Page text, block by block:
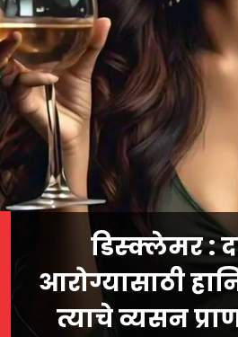
डिस्क्लेमर :
आरोग्यासाठी
त्याचे व्यसन